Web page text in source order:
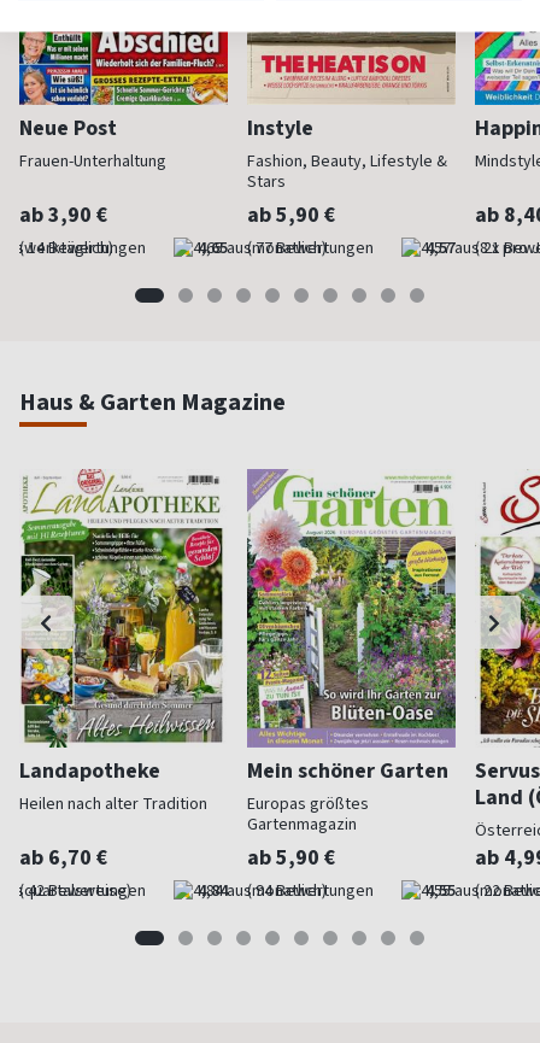
Neue Post
Frauen-Unterhaltung
ab 3,90 €
(werktäglich) 4,65
Instyle
Fashion, Beauty, Lifestyle &
Stars
ab 5,90 €
(monatlich) 4,57
ab
(8 x pro
Haus & Garten Magazine
Landapotheke
Heilen nach alter Tradition
ab 6,70 €
(quartalsweise) 4,84
Mein schöner Garten
Europas größtes
Gartenmagazin
ab 5,90 €
(monatlich) 4,55
Land
ab